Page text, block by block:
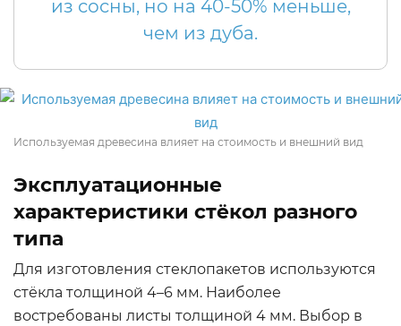
из сосны, но на 40-50% меньше,
чем из дуба.
Используемая древесина влияет на стоимость и внешний вид
Эксплуатационные
характеристики стёкол разного
типа
Для изготовления стеклопакетов используются
стёкла толщиной 4–6 мм. Наиболее
востребованы листы толщиной 4 мм. Выбор в